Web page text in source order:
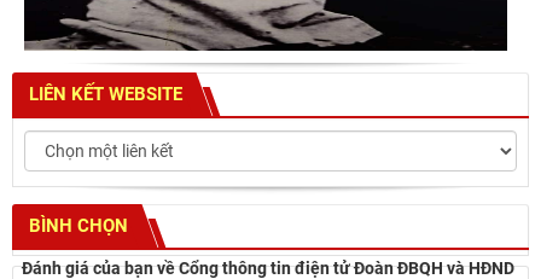
LIÊN KẾT WEBSITE
BÌNH CHỌN
Đánh giá của bạn về Cổng thông tin điện tử Đoàn ĐBQH và HĐND